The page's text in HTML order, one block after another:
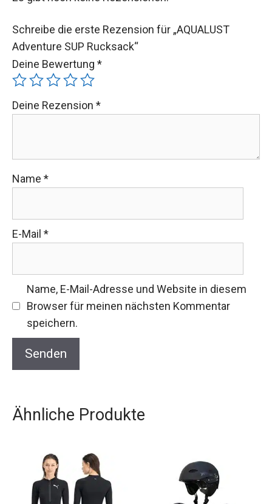
Schreibe die erste Rezension für „AQUALUST
Adventure SUP Rucksack“
Deine Bewertung *
Deine Rezension *
Name *
E-Mail *
Name, E-Mail-Adresse und Website in diesem
Browser für meinen nächsten Kommentar
speichern.
Ähnliche Produkte